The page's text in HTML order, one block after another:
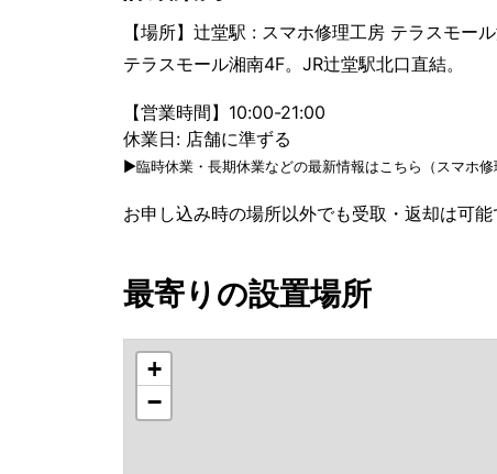
【場所】辻堂駅 : スマホ修理工房 テラスモー
テラスモール湘南4F。JR辻堂駅北口直結。
【営業時間】10:00-21:00
休業日: 店舗に準ずる
▶臨時休業・長期休業などの最新情報はこちら（スマホ修
お申し込み時の場所以外でも受取・返却は可
最寄りの設置場所
+
−